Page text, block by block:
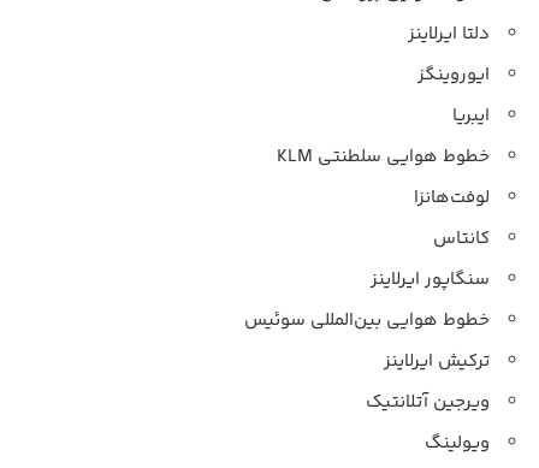
دلتا ایرلاینز
ایوروینگز
ایبریا
خطوط هوایی سلطنتی KLM
لوفت‌هانزا
کانتاس
سنگاپور ایرلاینز
خطوط هوایی بین‌المللی سوئیس
ترکیش ایرلاینز
ویرجین آتلانتیک
ویولینگ